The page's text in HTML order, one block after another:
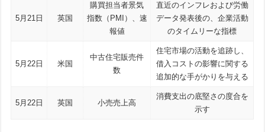
5月21日 英国
購買担当者景気
指数（PMI）、速
報値
直近のインフレおよび労働
データ発表後の、企業活動
のタイムリーな指標
5月22日 米国
中古住宅販売件
数
住宅市場の活動を追跡し、
借入コストの影響に関する
追加的な手がかりを与える
5月22日 英国 小売売上高
消費支出の底堅さの度合を
示す